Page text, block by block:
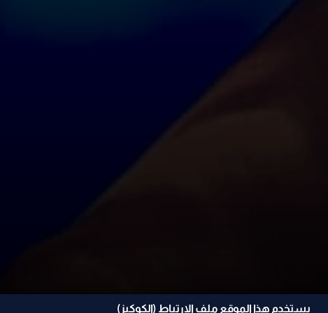
يستخدم هذا الموقع ملف الإرتباط (الكوكيز)